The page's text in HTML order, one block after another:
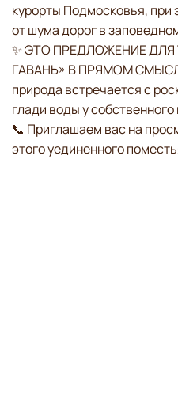
курорты Подмосковья, при
от шума дорог в
✨ ЭТО ПРЕДЛОЖЕНИЕ
ГАВАНЬ» В ПРЯМОМ
природа встречается с
глади воды у собственного
📞 Приглашаем вас на
этого уединенного